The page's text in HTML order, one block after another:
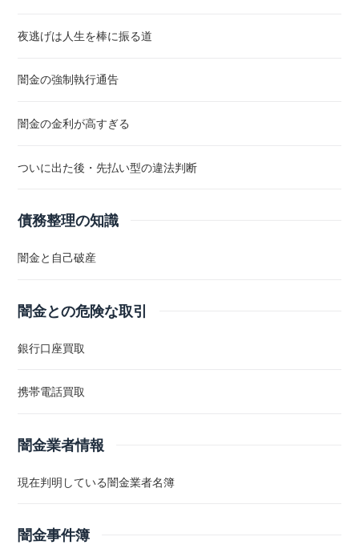
夜逃げは人生を棒に振る道
闇金の強制執行通告
闇金の金利が高すぎる
ついに出た後・先払い型の違法判断
債務整理の知識
闇金と自己破産
闇金との危険な取引
銀行口座買取
携帯電話買取
闇金業者情報
現在判明している闇金業者名簿
闇金事件簿